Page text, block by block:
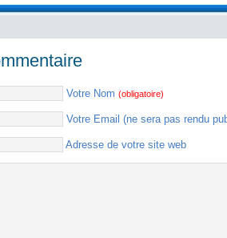
Votre Nom (obligatoire)
Votre Email (ne sera pas rendu
Adresse de votre site web